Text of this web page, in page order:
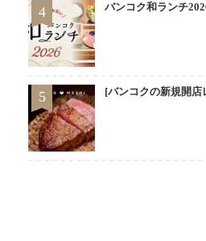
4 バンコク和ランチ
5 [バンコクの新規開店